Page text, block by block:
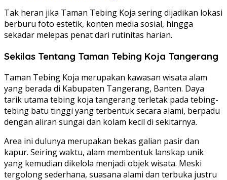
Tak heran jika Taman Tebing Koja sering dijadikan lokasi
berburu foto estetik, konten media sosial, hingga
sekadar melepas penat dari rutinitas harian.
Sekilas Tentang Taman Tebing Koja Tangerang
Taman Tebing Koja merupakan kawasan wisata alam
yang berada di Kabupaten Tangerang, Banten. Daya
tarik utama tebing koja tangerang terletak pada tebing-
tebing batu tinggi yang terbentuk secara alami, berpadu
dengan aliran sungai dan kolam kecil di sekitarnya.
Area ini dulunya merupakan bekas galian pasir dan
kapur. Seiring waktu, alam membentuk lanskap unik
yang kemudian dikelola menjadi objek wisata. Meski
tergolong sederhana, suasana alami dan terbuka justru